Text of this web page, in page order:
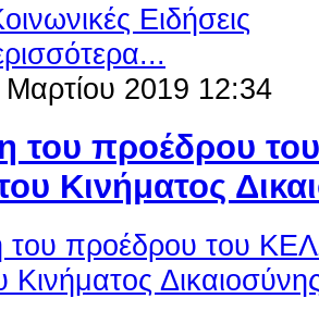
Ειδήσεις
2019 12:34
του προέδρου
Κινήματος